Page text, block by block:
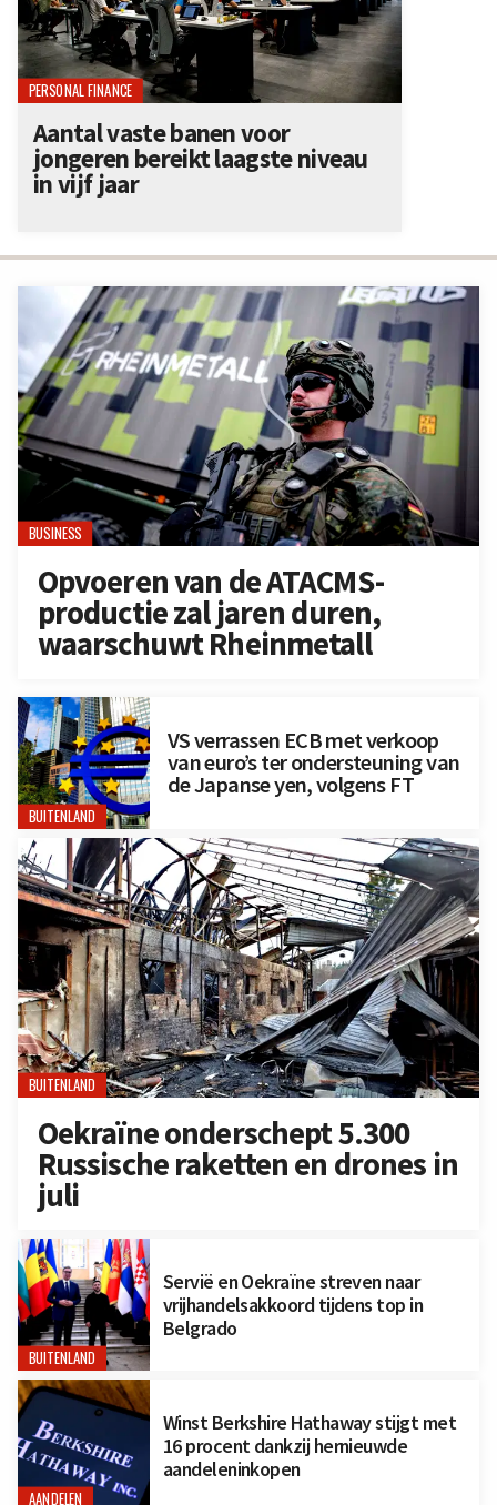
BUSINESS
Opvoeren van de ATACMS-
productie zal jaren duren,
waarschuwt Rheinmetall
BUITENLAND
VS verrassen ECB met verkoop
van euro’s ter ondersteuning van
de Japanse yen, volgens FT
BUITENLAND
Oekraïne onderschept 5.300
Russische raketten en drones in
juli
BUITENLAND
Servië en Oekraïne streven naar
vrijhandelsakkoord tijdens top in
Belgrado
AANDELEN
Winst Berkshire Hathaway stijgt met
16 procent dankzij hernieuwde
aandeleninkopen
PERSONAL FINANCE
Aantal vaste banen voor
jongeren bereikt laagste niveau
in vijf jaar